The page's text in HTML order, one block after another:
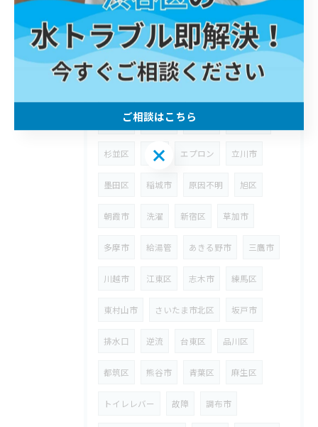
埼玉県 狭山市 ウォーターハンマー
台所 八潮市 漏水 修理
高津区 給水管 宮前区
杉並区 浴室 エプロン 立川市
墨田区 稲城市 原因不明 旭区
朝霞市 洗濯 新宿区 草加市
多摩市 給湯管 あきる野市 三鷹市
川越市 江東区 志木市 練馬区
東村山市 さいたま市北区 坂戸市
排水口 逆流 台東区 品川区
都筑区 熊谷市 青葉区 麻生区
トイレレバー 故障 調布市
ご相談はこちら
ご相談はこちら